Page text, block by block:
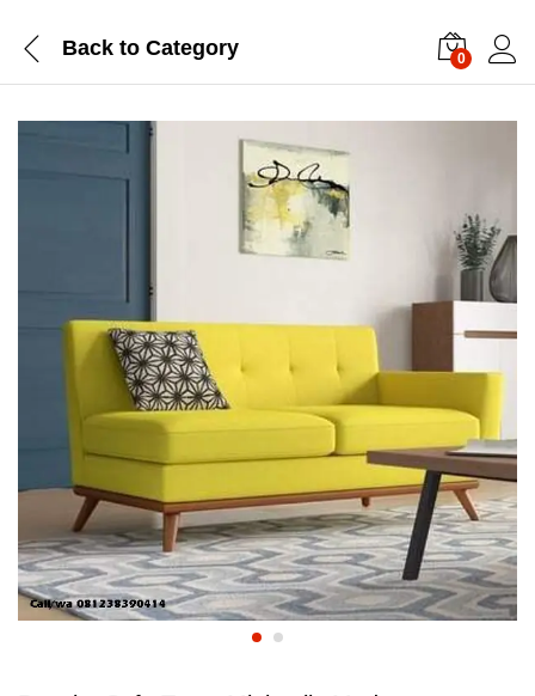
Back to Category 0